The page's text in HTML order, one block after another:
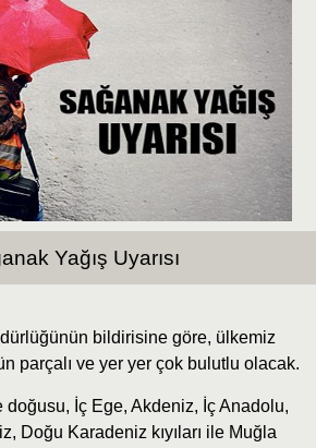
Yağış Uyarısı
bildirisine göre, ülkemiz
parçalı ve yer yer çok bulutlu olacak.
doğusu, İç Ege, Akdeniz, İç Anadolu,
Doğu Karadeniz kıyıları ile Muğla